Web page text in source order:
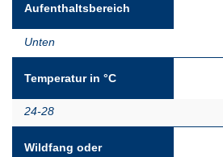
Aufenthaltsbereich
Unten
Temperatur in °C
24-28
Wildfang oder